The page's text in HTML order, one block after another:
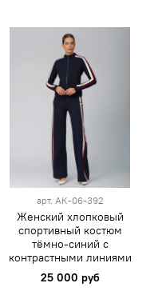
арт. АК-06-392
Женский хлопковый
спортивный костюм
тёмно-синий с
контрастными линиями
25 000 руб